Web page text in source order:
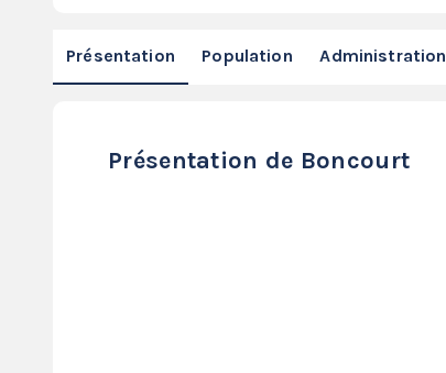
Présentation Population Administration
Présentation de Boncourt